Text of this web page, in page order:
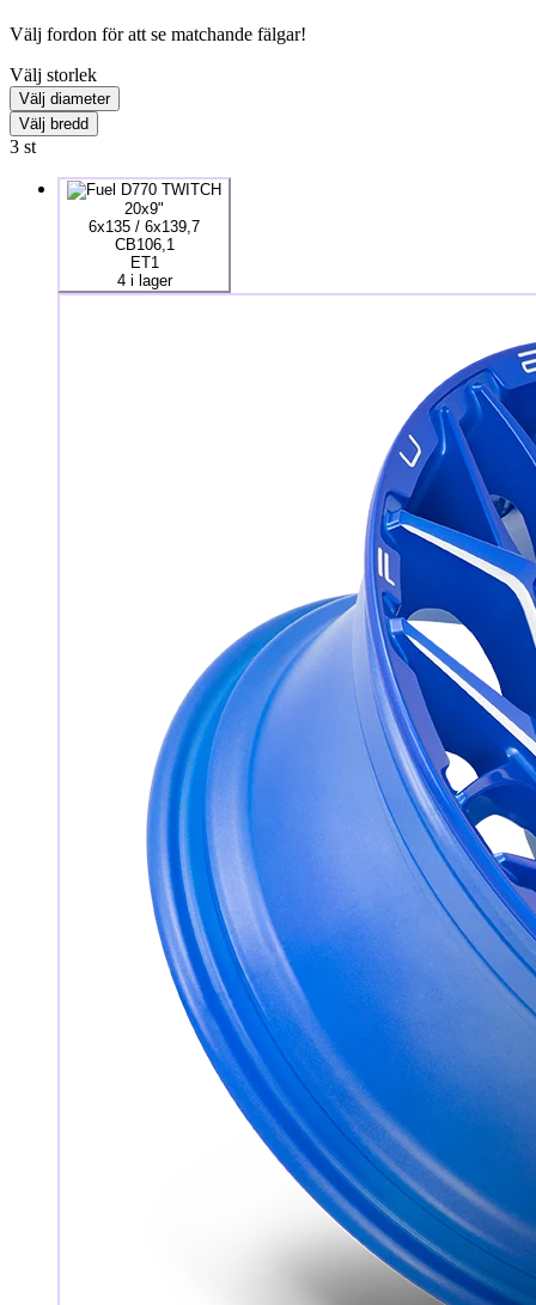
Välj fordon för att se matchande fälgar!
Välj storlek
Välj diameter
Välj bredd
3 st
20x9"
6x135 / 6x139,7
CB106,1
ET1
4 i lager